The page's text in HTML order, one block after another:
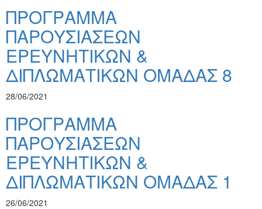
ΠΡΟΓΡΑΜΜΑ
ΠΑΡΟΥΣΙΑΣΕΩΝ
ΕΡΕΥΝΗΤΙΚΩΝ &
ΔΙΠΛΩΜΑΤΙΚΩΝ ΟΜΑΔΑΣ 8
28/06/2021
ΠΡΟΓΡΑΜΜΑ
ΠΑΡΟΥΣΙΑΣΕΩΝ
ΕΡΕΥΝΗΤΙΚΩΝ &
ΔΙΠΛΩΜΑΤΙΚΩΝ ΟΜΑΔΑΣ 1
26/06/2021